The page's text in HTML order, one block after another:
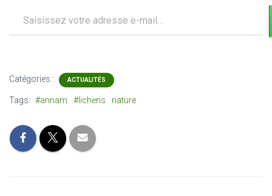
Catégories : ACTUALITÉS
Tags: #annam #lichens nature